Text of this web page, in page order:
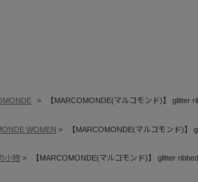
【MARCOMONDE(マルコモンド)】 glitter
WOMEN 【MARCOMONDE(マルコモンド)】
小物 【MARCOMONDE(マルコモンド)】 glitter